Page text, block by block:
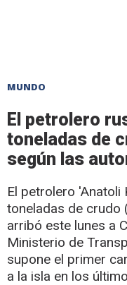
MUNDO
El petrolero
toneladas de
según las
El petrolero
toneladas de crudo
arribó este lunes a
Ministerio de
supone el primer
a la isla en los